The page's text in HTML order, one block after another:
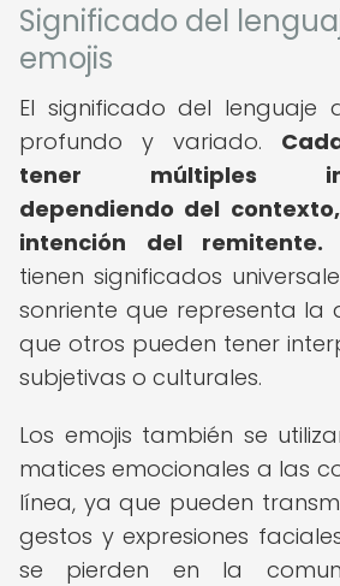
Significado del
emojis
El significado del lenguaje
profundo y variado.
tener múltiples
dependiendo del
intención del remitente.
tienen significados
sonriente que representa la
que otros pueden tener
subjetivas o culturales.
Los emojis también se
matices emocionales a las
línea, ya que pueden
gestos y expresiones
se pierden en la